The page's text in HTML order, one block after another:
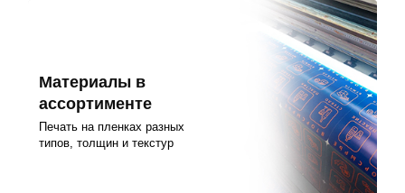
Материалы в
ассортименте
Печать на пленках разных
типов, толщин и текстур